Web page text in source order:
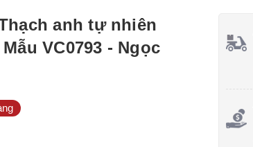
anh tự nhiên
VC0793 - Ngọc